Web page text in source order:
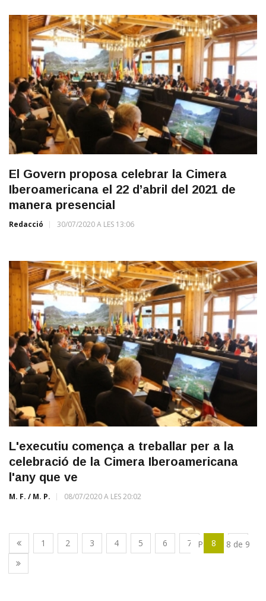
El Govern proposa celebrar la Cimera
Iberoamericana el 22 d’abril del 2021 de
manera presencial
Redacció 30/07/2020 A LES 13:06
L'executiu comença a treballar per a la
celebració de la Cimera Iberoamericana
l'any que ve
M. F. / M. P. 08/07/2020 A LES 20:02
1 2 3 4 5 6 7 8 9
Pàgina 8 de 9